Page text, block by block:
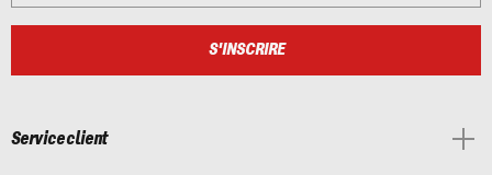
S'INSCRIRE
Service client